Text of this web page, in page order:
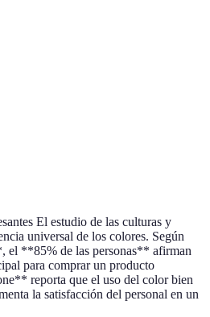
El estudio de las culturas y
universal de los colores. Según
**85% de las personas** afirman
para comprar un producto
reporta que el uso del color bien
la satisfacción del personal en un